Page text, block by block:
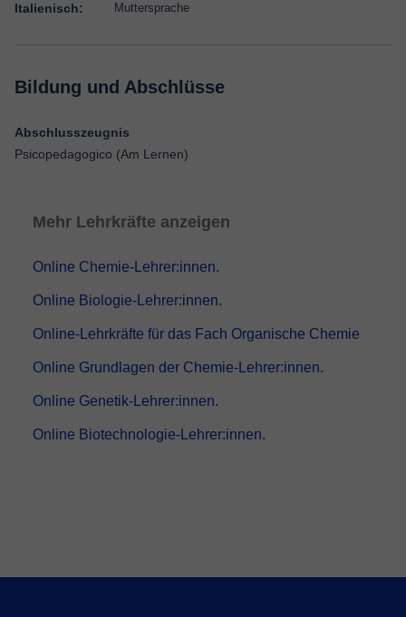
Italienisch: Muttersprache
Bildung und Abschlüsse
Abschlusszeugnis
Psicopedagogico (Am Lernen)
Mehr Lehrkräfte anzeigen
Online Chemie-Lehrer:innen.
Online Biologie-Lehrer:innen.
Online-Lehrkräfte für das Fach Organische Chemie
Online Grundlagen der Chemie-Lehrer:innen.
Online Genetik-Lehrer:innen.
Online Biotechnologie-Lehrer:innen.